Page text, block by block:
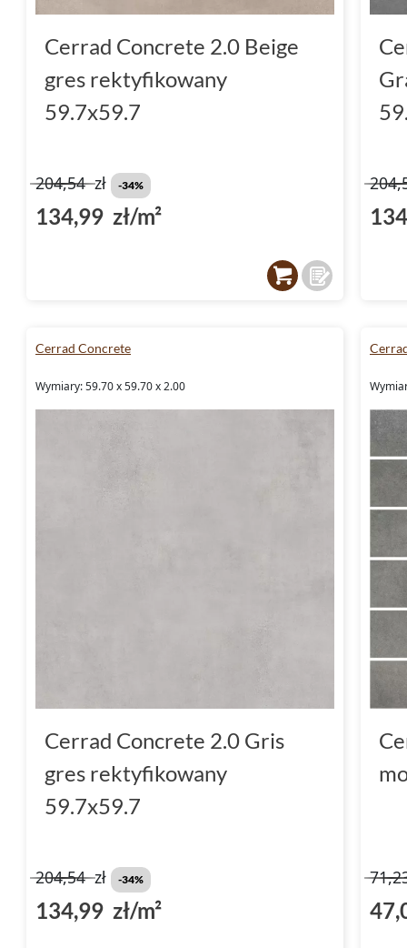
Cerrad Concrete 2.0 Beige
gres rektyfikowany
59.7x59.7
204,54zł -34%
134,99 zł/m²
Cerrad Concrete
Wymiary: 59.70 x 59.70 x 2.00
Cerrad Concrete 2.0 Gris
gres rektyfikowany
59.7x59.7
204,54zł -34%
134,99 zł/m²